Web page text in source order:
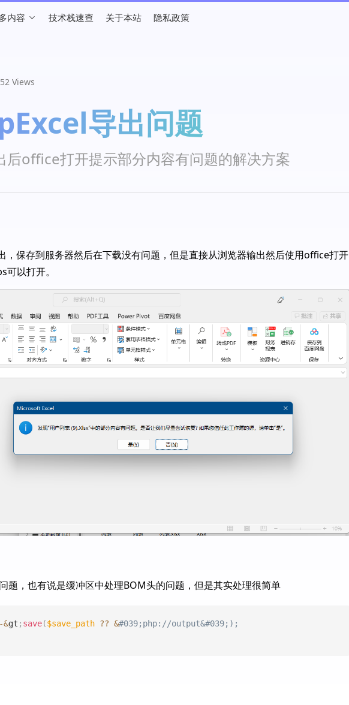
内容 技术栈速查 关于本站 隐私政策
52 Views
导出问题
office打开提示部分内容有问题的解决方案
保存到服务器然后在下载没有问题，但是直接从浏览器输出然后使用office打开
以打开。
题，也有说是缓冲区中处理BOM头的问题，但是其实处理很简单
-&gt ; save($save_path ?? &#039;php://output&#039;);